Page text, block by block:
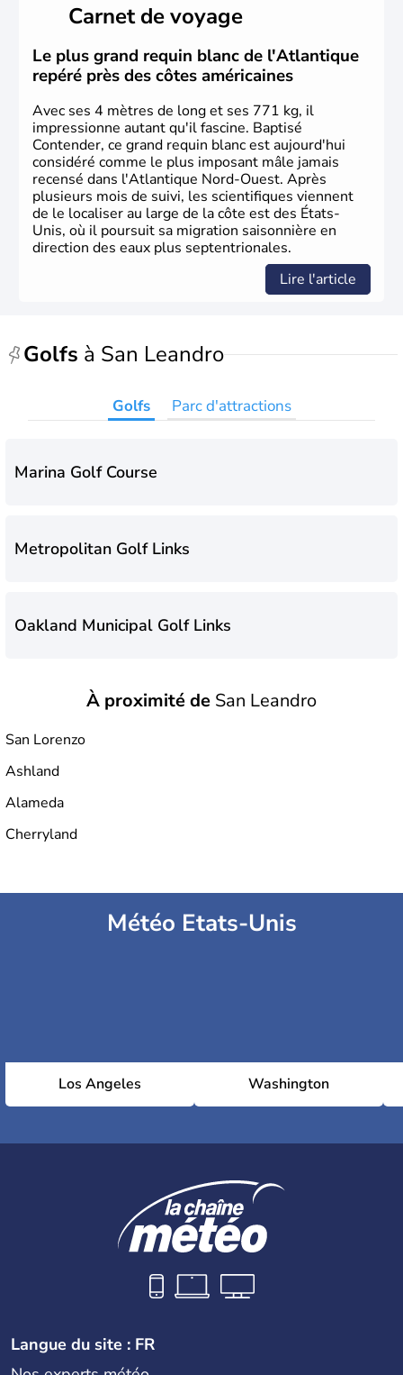
Plusieurs populations se sont succédées avant l'arrivée
des européens, suite à la découverte du continent par
Christophe Colomb en 1492. Les 13 colonies
britanniques proclament la Déclaration d'indépendance
en 1776 et adoptent leur première constitution en 1787.
La conquête de l'Ouest marque ensuite l'entrée dans une
phase de développement intense.
Carnet de voyage
Le plus grand requin blanc de l'Atlantique
repéré près des côtes américaines
Avec ses 4 mètres de long et ses 771 kg, il
impressionne autant qu'il fascine. Baptisé
Contender, ce grand requin blanc est aujourd'hui
considéré comme le plus imposant mâle jamais
recensé dans l'Atlantique Nord-Ouest. Après
plusieurs mois de suivi, les scientifiques viennent
de le localiser au large de la côte est des États-
Unis, où il poursuit sa migration saisonnière en
direction des eaux plus septentrionales.
Lire l'article
Golfs à San Leandro
Golfs Parc d'attractions
Marina Golf Course
Metropolitan Golf Links
Oakland Municipal Golf Links
Sequoyah Country Club
Tony Lema Golf Course
À proximité de San Leandro
San Lorenzo
Ashland
Alameda
Cherryland
Météo Etats-Unis
Los Angeles Washington
Langue du site : FR